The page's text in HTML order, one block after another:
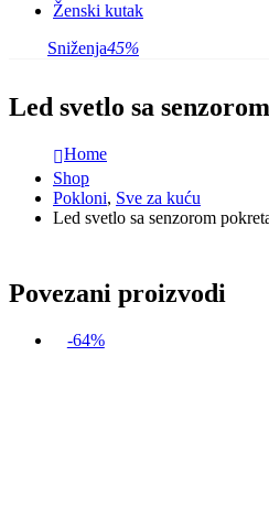
Ženski kutak
Sniženja45%
Led svetlo sa
Home
Shop
Pokloni, Sve za kuću
Led svetlo sa senzorom
Povezani proizvodi
-64%